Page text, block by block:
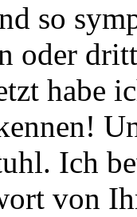
so
oder
habe
Ich
von